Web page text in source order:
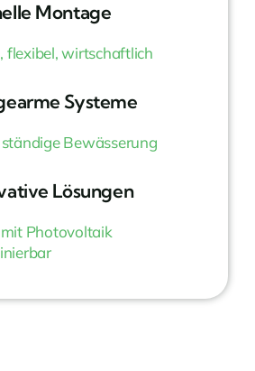
Montage
flexibel, wirtschaftlich
Systeme
Bewässerung
Lösungen
Photovoltaik